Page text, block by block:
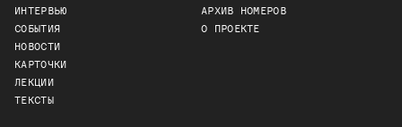
ИНТЕРВЬЮ
СОБЫТИЯ
НОВОСТИ
КАРТОЧКИ
ЛЕКЦИИ
ТЕКСТЫ
АРХИВ НОМЕРОВ
О ПРОЕКТЕ